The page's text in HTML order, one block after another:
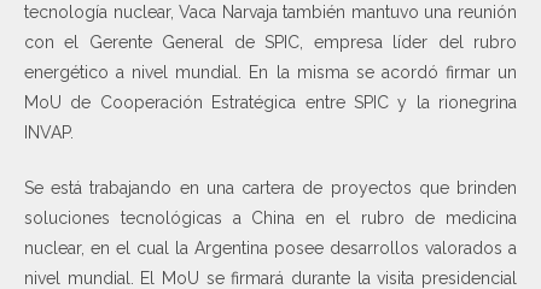
tecnología nuclear, Vaca Narvaja también mantuvo una reunión
con el Gerente General de SPIC, empresa líder del rubro
energético a nivel mundial. En la misma se acordó firmar un
MoU de Cooperación Estratégica entre SPIC y la rionegrina
INVAP.
Se está trabajando en una cartera de proyectos que brinden
soluciones tecnológicas a China en el rubro de medicina
nuclear, en el cual la Argentina posee desarrollos valorados a
nivel mundial. El MoU se firmará durante la visita presidencial